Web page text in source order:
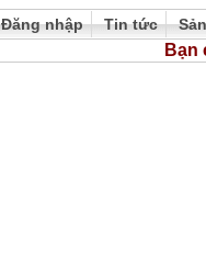
Đăng nhập Tin tức
Bạn